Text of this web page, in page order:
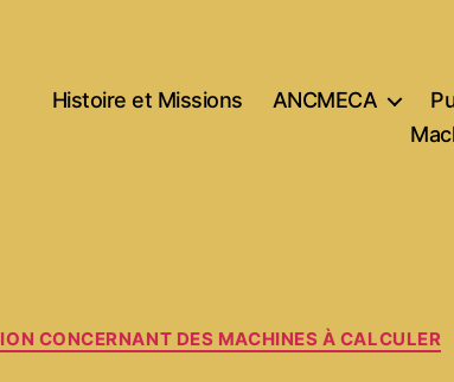
Histoire et Missions ANCMECA
Catégories
CONCERNANT DES MACHINES À CALCULER